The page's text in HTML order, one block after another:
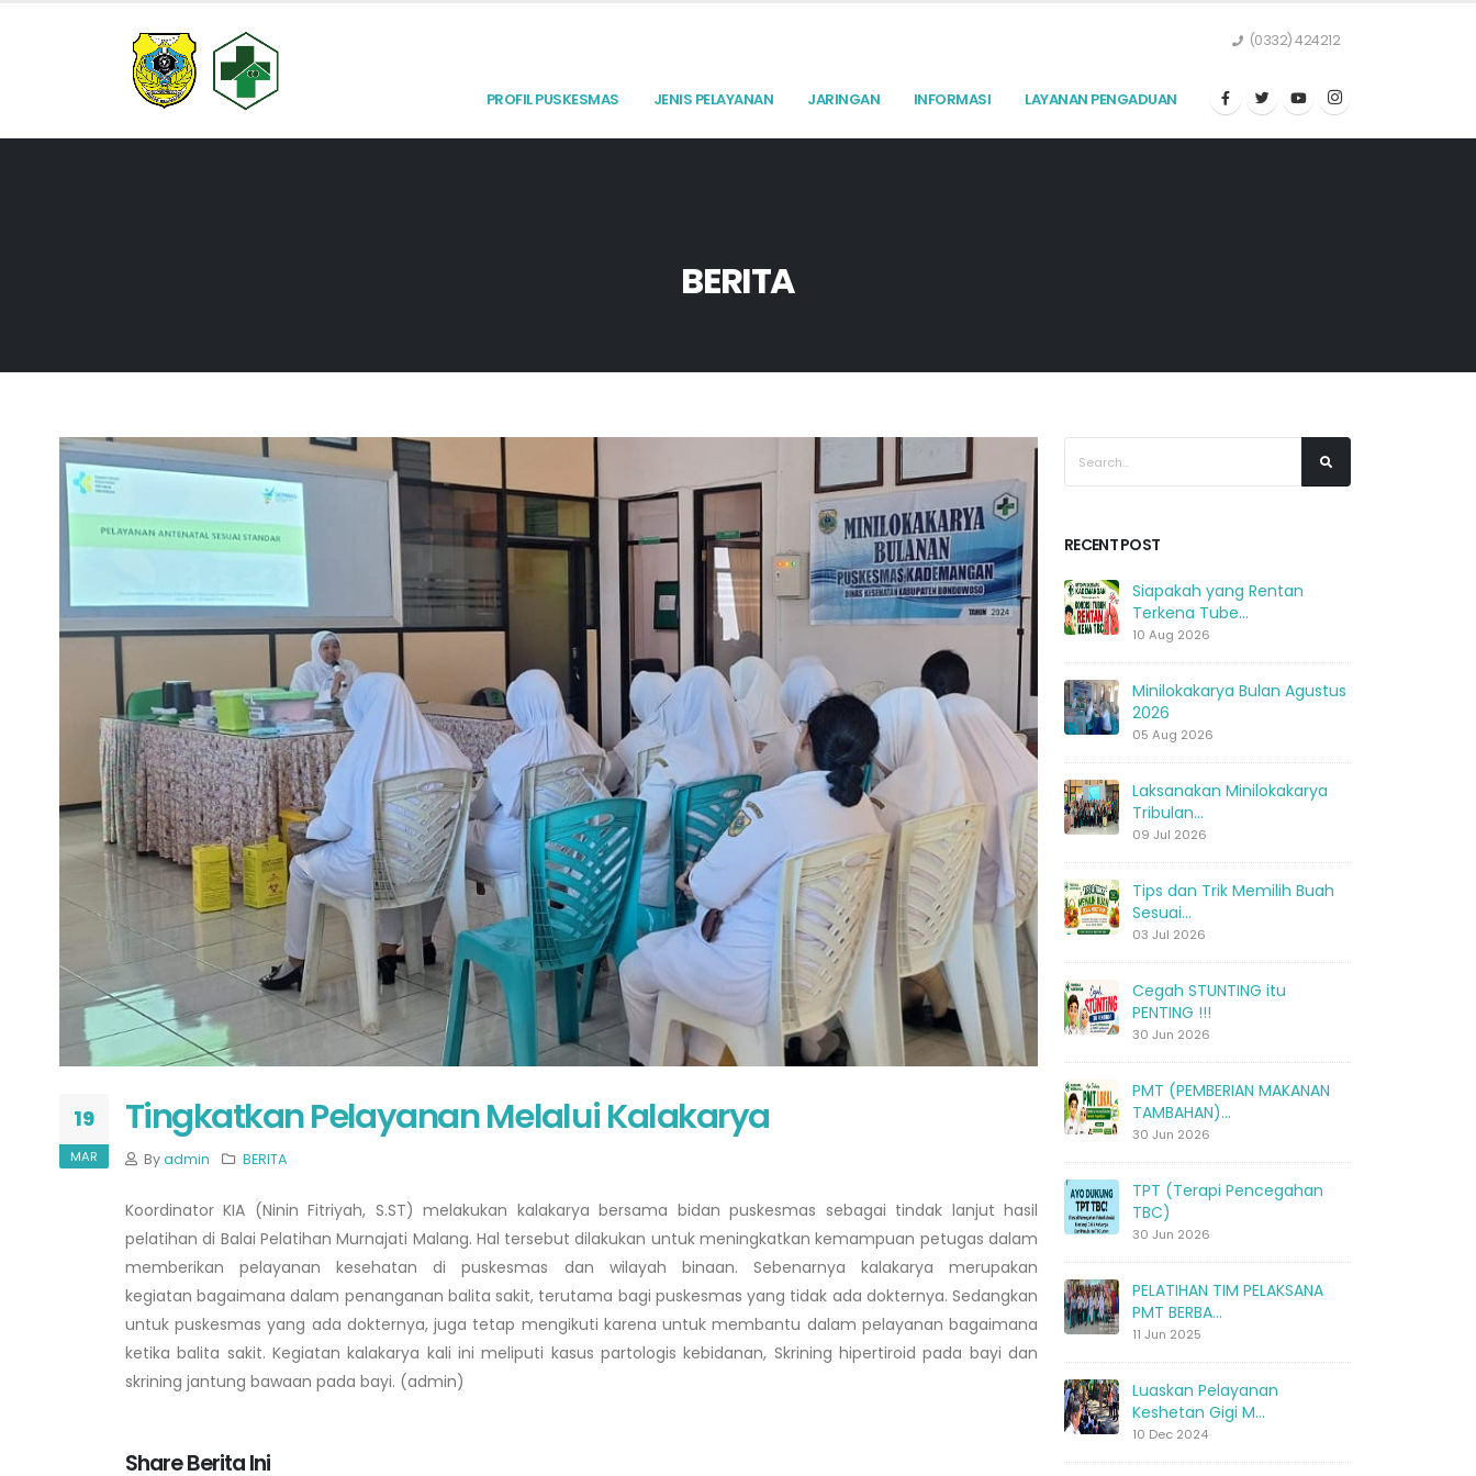
(0332) 424212
PROFIL PUSKESMAS JENIS PELAYANAN JARINGAN INFORMASI LAYANAN PENGADUAN
BERITA
RECENT POST
Siapakah yang Rentan
Terkena Tube...
10 Aug 2026
Minilokakarya Bulan Agustus
2026
05 Aug 2026
Laksanakan Minilokakarya
Tribulan...
09 Jul 2026
Tips dan Trik Memilih Buah
Sesuai...
03 Jul 2026
Cegah STUNTING itu
PENTING !!!
30 Jun 2026
PMT (PEMBERIAN MAKANAN
TAMBAHAN)...
30 Jun 2026
TPT (Terapi Pencegahan
TBC)
30 Jun 2026
PELATIHAN TIM PELAKSANA
PMT BERBA...
11 Jun 2025
Luaskan Pelayanan
Keshetan Gigi M...
10 Dec 2024
19
MAR
Tingkatkan Pelayanan Melalui Kalakarya
Byadmin BERITA
Koordinator KIA (Ninin Fitriyah, S.ST) melakukan kalakarya bersama bidan puskesmas sebagai tindak lanjut hasil
pelatihan di Balai Pelatihan Murnajati Malang. Hal tersebut dilakukan untuk meningkatkan kemampuan petugas dalam
memberikan pelayanan kesehatan di puskesmas dan wilayah binaan. Sebenarnya kalakarya merupakan
kegiatan bagaimana dalam penanganan balita sakit, terutama bagi puskesmas yang tidak ada dokternya. Sedangkan
untuk puskesmas yang ada dokternya, juga tetap mengikuti karena untuk membantu dalam pelayanan bagaimana
ketika balita sakit. Kegiatan kalakarya kali ini meliputi kasus partologis kebidanan, Skrining hipertiroid pada bayi dan
skrining jantung bawaan pada bayi. (admin)
Share Berita Ini